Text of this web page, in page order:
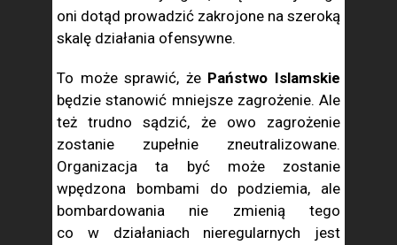
oni dotąd prowadzić zakrojone na szeroką
skalę działania ofensywne.
To może sprawić, że Państwo Islamskie
będzie stanowić mniejsze zagrożenie. Ale
też trudno sądzić, że owo zagrożenie
zostanie zupełnie zneutralizowane.
Organizacja ta być może zostanie
wpędzona bombami do podziemia, ale
bombardowania nie zmienią tego
co w działaniach nieregularnych jest